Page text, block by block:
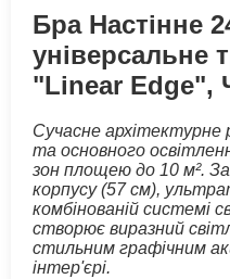
Бра Настінне
універсальне
"Linear Edge",
Сучасне архітектурне
та основного
зон площею до 10 м².
корпусу (57 см),
комбінованій системі
створює виразний
стильним графічним
інтер'єрі.